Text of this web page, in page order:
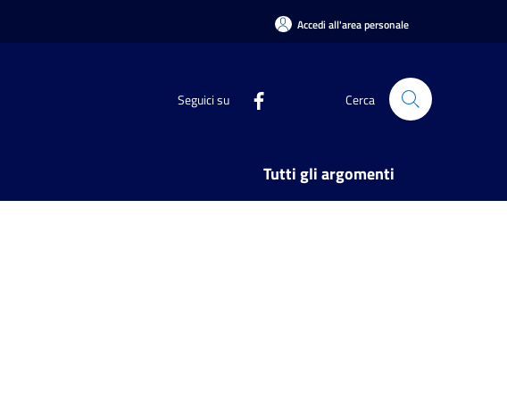
Accedi all'area personale
Seguici su Cerca
Tutti gli argomenti